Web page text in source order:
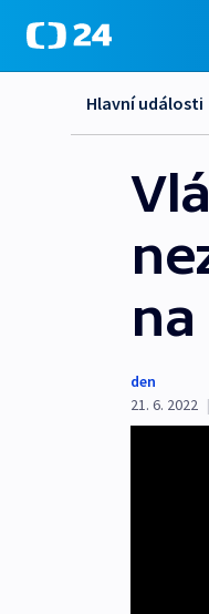
Hlavní události
den
21. 6. 2022 |